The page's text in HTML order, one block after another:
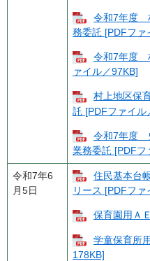
令和7年度
務委託 [PDFファ
令和7年度
ァイル／97KB]
村上地区保
託 [PDFファイル
令和7年度
業務委託 [PDFフ
令和7年6
月5日
住民基本台
リース [PDFファ
保育園用Ａ
学童保育所
178KB]